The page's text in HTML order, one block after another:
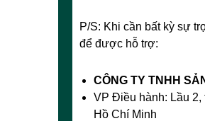
P/S: Khi cần bất kỳ sự
để được hỗ trợ:
CÔNG TY TNHH
VP Điều hành: Lầu 2,
Hồ Chí Minh